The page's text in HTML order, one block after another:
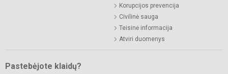
Korupcijos prevencija
Civilinė sauga
Teisinė informacija
Atviri duomenys
Pastebėjote klaidų?